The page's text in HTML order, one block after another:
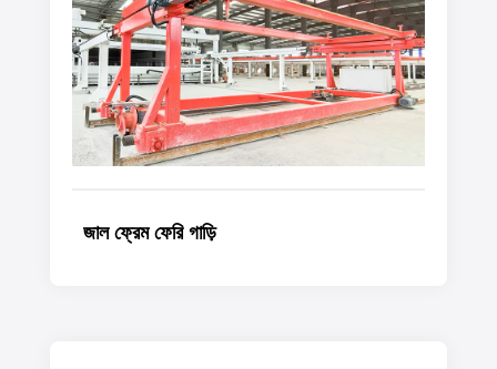
জাল ফ্রেম ফেরি গাড়ি